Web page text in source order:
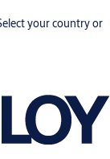
your country or